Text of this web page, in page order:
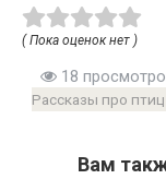
( Пока оценок нет )
18
Рассказы про птиц
Вам